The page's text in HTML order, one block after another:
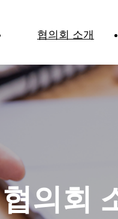
협의회 소개
노사민정협의회란?
위원장 인사말
연혁
협의회